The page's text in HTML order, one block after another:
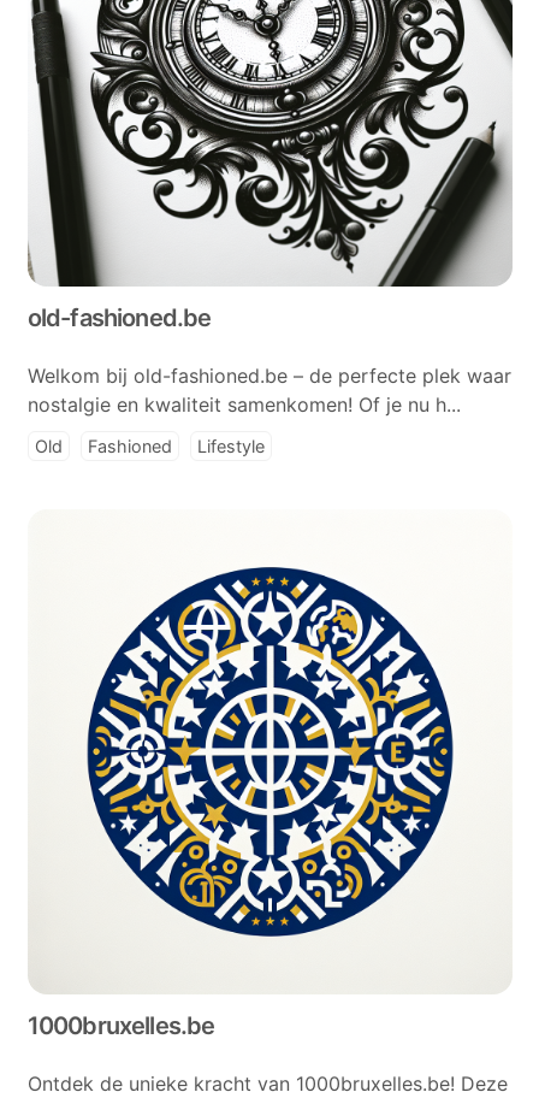
old-fashioned.be
Welkom bij old-fashioned.be – de perfecte plek waar
nostalgie en kwaliteit samenkomen! Of je nu h...
Old Fashioned Lifestyle
1000bruxelles.be
Ontdek de unieke kracht van 1000bruxelles.be! Deze